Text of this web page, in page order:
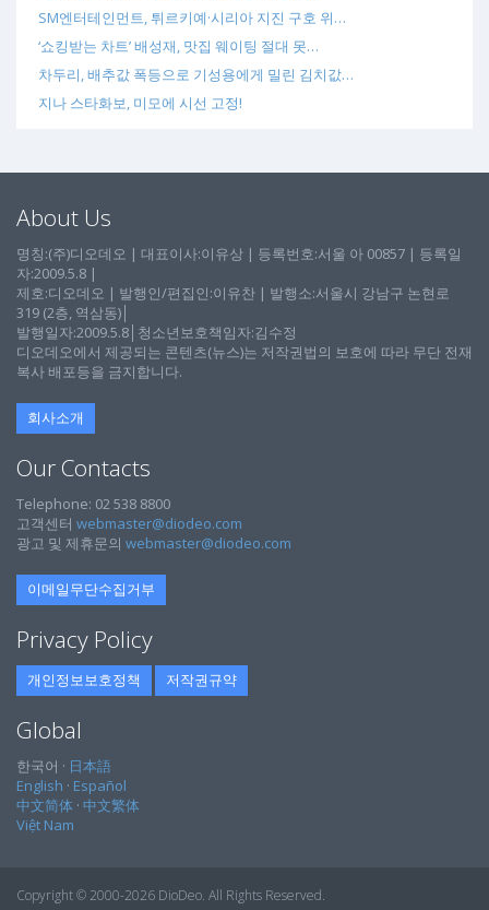
SM엔터테인먼트, 튀르키예·시리아 지진 구호 위…
‘쇼킹받는 차트’ 배성재, 맛집 웨이팅 절대 못…
차두리, 배추값 폭등으로 기성용에게 밀린 김치값…
지나 스타화보, 미모에 시선 고정!
About Us
명칭:(주)디오데오 | 대표이사:이유상 | 등록번호:서울 아 00857 | 등록일
자:2009.5.8 |
제호:디오데오 | 발행인/편집인:이유찬 | 발행소:서울시 강남구 논현로
319 (2층, 역삼동)│
발행일자:2009.5.8│청소년보호책임자:김수정
디오데오에서 제공되는 콘텐츠(뉴스)는 저작권법의 보호에 따라 무단 전재
복사 배포등을 금지합니다.
회사소개
Our Contacts
Telephone: 02 538 8800
고객센터 webmaster@diodeo.com
광고 및 제휴문의 webmaster@diodeo.com
이메일무단수집거부
Privacy Policy
개인정보보호정책 저작권규약
Global
한국어 · 日本語
English · Español
中文简体 · 中文繁体
Việt Nam
Copyright © 2000-2026 DioDeo. All Rights Reserved.